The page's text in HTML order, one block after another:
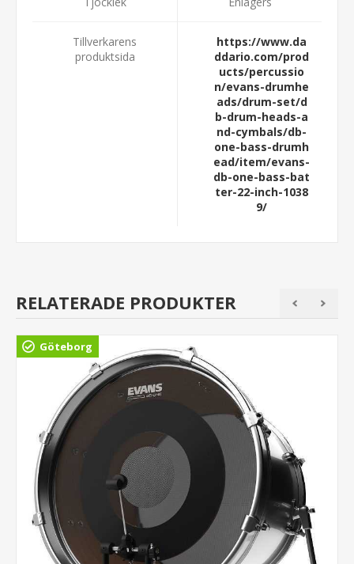
Tillverkarens
produktsida
https://www.da
ddario.com/prod
ucts/percussio
n/evans-drumhe
ads/drum-set/d
b-drum-heads-a
nd-cymbals/db-
one-bass-drumh
ead/item/evans-
db-one-bass-bat
ter-22-inch-1038
9/
RELATERADE PRODUKTER
Göteborg